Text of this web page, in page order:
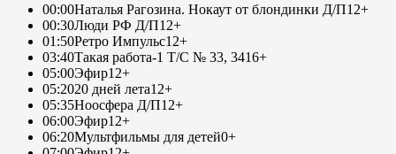
00:00Наталья Рагозина. Нокаут от блондинки Д/П12+
00:30Люди РФ Д/П12+
01:50Ретро Импульс12+
03:40Такая работа-1 Т/С № 33, 3416+
05:00Эфир12+
05:2020 дней лета12+
05:35Ноосфера Д/П12+
06:00Эфир12+
06:20Мультфильмы для детей0+